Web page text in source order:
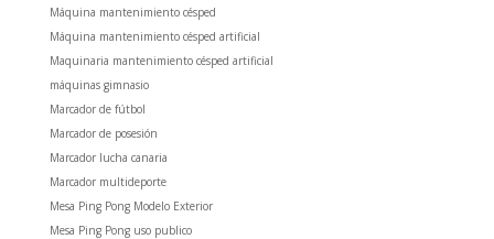
Máquina mantenimiento césped
Máquina mantenimiento césped artificial
Maquinaria mantenimiento césped artificial
máquinas gimnasio
Marcador de fútbol
Marcador de posesión
Marcador lucha canaria
Marcador multideporte
Mesa Ping Pong Modelo Exterior
Mesa Ping Pong uso publico